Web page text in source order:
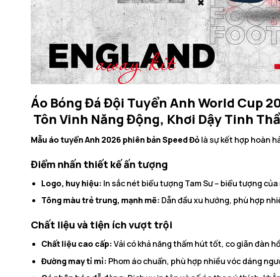
Áo Bóng Đá Đội Tuyển Anh World Cup
Tôn Vinh Năng Động, Khơi Dậy Tinh
Mẫu áo tuyển Anh 2026 phiên bản Speed Đỏlà sự kết hợp hoàn
Điểm nhấn thiết kế ấn tượng
Logo, huy hiệu: In sắc nét biểu tượng Tam Sư – biểu tượng
Tông màu trẻ trung, mạnh mẽ: Dẫn đầu xu hướng, phù hợp
Chất liệu và tiện ích vượt trội
Chất liệu cao cấp:Vải có khả năng thấm hút tốt, co giãn đàn
Đường may tỉ mỉ: Phom áo chuẩn, phù hợp nhiều vóc dáng